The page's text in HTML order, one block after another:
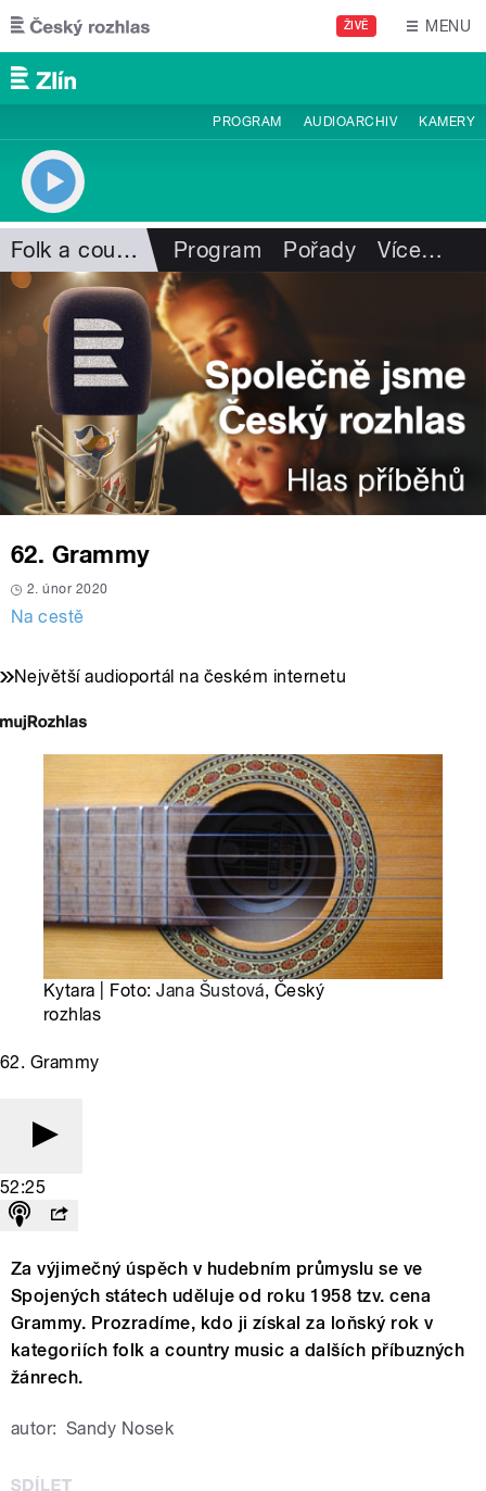
Přejít k hlavnímu obsahu
ŽIVĚ MENU
PROGRAM AUDIOARCHIV KAMERY
Folk a country Program Pořady Více…
62. Grammy
2. únor 2020
Na cestě
Největší audioportál na českém internetu
Kytara | Foto:Jana Šustová, Český
rozhlas
62. Grammy
52:25
Za výjimečný úspěch v hudebním průmyslu se ve
Spojených státech uděluje od roku 1958 tzv. cena
Grammy. Prozradíme, kdo ji získal za loňský rok v
kategoriích folk a country music a dalších příbuzných
žánrech.
autor: Sandy Nosek